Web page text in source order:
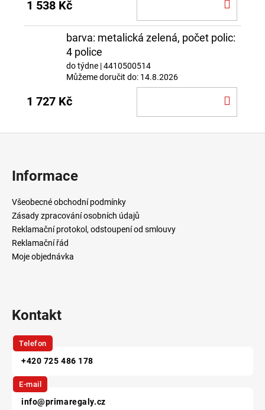
1 538 Kč
barva: metalická zelená, počet polic:
4 police
do týdne | 4410500514
Můžeme doručit do: 14.8.2026
1 727 Kč
Informace
Všeobecné obchodní podmínky
Zásady zpracování osobních údajů
Reklamační protokol, odstoupení od smlouvy
Reklamační řád
Moje objednávka
Kontakt
Telefon
+420 725 486 178
E-mail
info@primaregaly.cz